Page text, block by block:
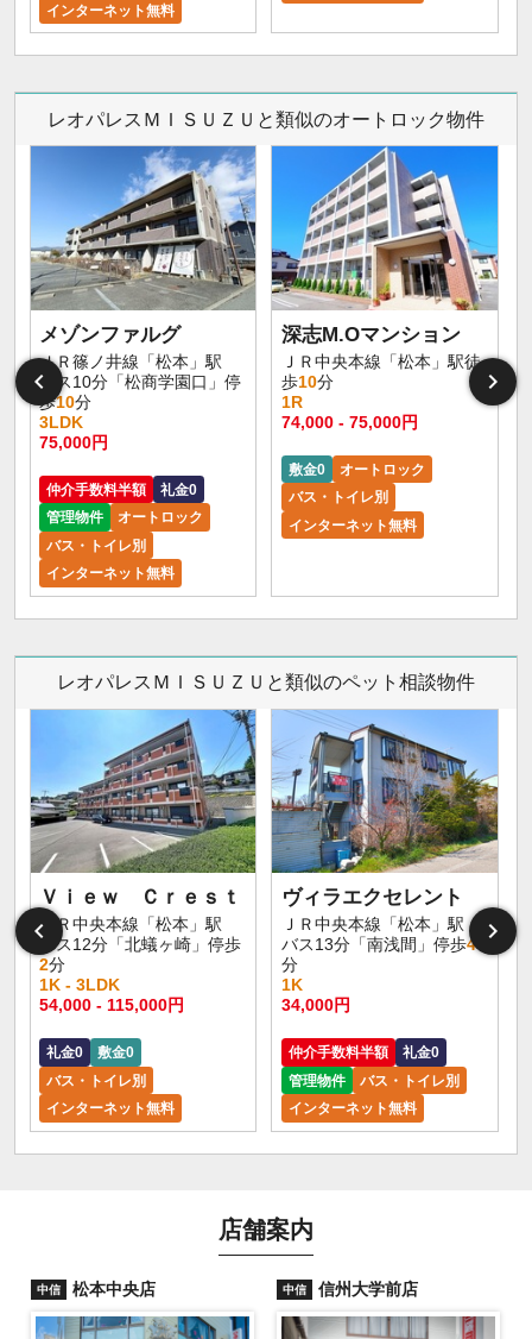
インターネット無料
レオパレスＭＩＳＵＺＵと類似のオートロック物件
メゾンファルグ
ＪＲ篠ノ井線「松本」駅
バス10分「松商学園口」停
歩10分
3LDK
75,000円
仲介手数料半額
礼金0
管理物件
オートロック
バス・トイレ別
インターネット無料
深志M.Oマンション
ＪＲ中央本線「松本」駅徒
歩10分
1R
74,000 - 75,000円
敷金0
オートロック
バス・トイレ別
インターネット無料
レオパレスＭＩＳＵＺＵと類似のペット相談物件
Ｖｉｅｗ Ｃｒｅｓｔ
ＪＲ中央本線「松本」駅
バス12分「北蟻ヶ崎」停歩
2分
1K - 3LDK
54,000 - 115,000円
礼金0
敷金0
バス・トイレ別
インターネット無料
ヴィラエクセレント
ＪＲ中央本線「松本」駅
バス13分「南浅間」停歩4
分
1K
34,000円
仲介手数料半額
礼金0
管理物件
バス・トイレ別
インターネット無料
店舗案内
中信 松本中央店 中信 信州大学前店